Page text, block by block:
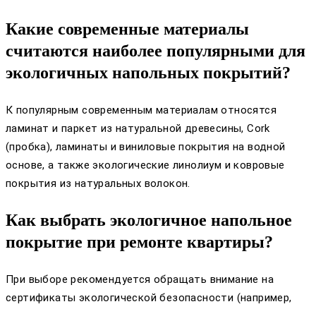
Какие современные материалы
считаются наиболее популярными для
экологичных напольных покрытий?
К популярным современным материалам относятся
ламинат и паркет из натуральной древесины, Cork
(пробка), ламинаты и виниловые покрытия на водной
основе, а также экологические линолиум и ковровые
покрытия из натуральных волокон.
Как выбрать экологичное напольное
покрытие при ремонте квартиры?
При выборе рекомендуется обращать внимание на
сертификаты экологической безопасности (например,